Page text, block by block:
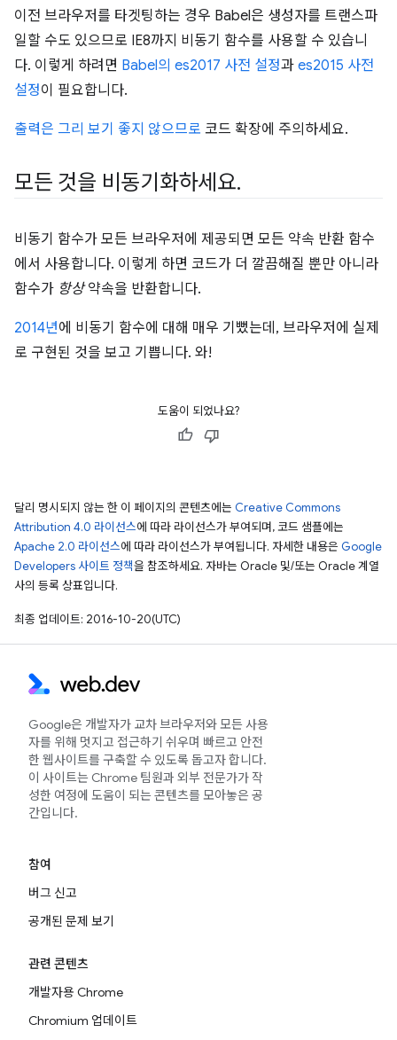
이전 브라우저를 타겟팅하는 경우 Babel은 생성자를 트랜스파
일할 수도 있으므로 IE8까지 비동기 함수를 사용할 수 있습니
다. 이렇게 하려면 Babel의 es2017 사전 설정과 es2015 사전
설정이 필요합니다.
출력은 그리 보기 좋지 않으므로 코드 확장에 주의하세요.
모든 것을 비동기화하세요.
비동기 함수가 모든 브라우저에 제공되면 모든 약속 반환 함수
에서 사용합니다. 이렇게 하면 코드가 더 깔끔해질 뿐만 아니라
함수가 항상약속을 반환합니다.
2014년에 비동기 함수에 대해 매우 기뻤는데, 브라우저에 실제
로 구현된 것을 보고 기쁩니다. 와!
도움이 되었나요?
달리 명시되지 않는 한 이 페이지의 콘텐츠에는 Creative Commons
Attribution 4.0 라이선스에 따라 라이선스가 부여되며, 코드 샘플에는
Apache 2.0 라이선스에 따라 라이선스가 부여됩니다. 자세한 내용은 Google
Developers 사이트 정책을 참조하세요. 자바는 Oracle 및/또는 Oracle 계열
사의 등록 상표입니다.
최종 업데이트: 2016-10-20(UTC)
Google은 개발자가 교차 브라우저와 모든 사용
자를 위해 멋지고 접근하기 쉬우며 빠르고 안전
한 웹사이트를 구축할 수 있도록 돕고자 합니다.
이 사이트는 Chrome 팀원과 외부 전문가가 작
성한 여정에 도움이 되는 콘텐츠를 모아놓은 공
간입니다.
참여
버그 신고
공개된 문제 보기
관련 콘텐츠
개발자용 Chrome
Chromium 업데이트